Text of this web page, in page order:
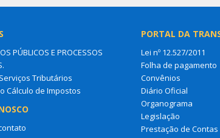
PÚBLICOS E PROCESSOS
Tributários
Cálculo de Impostos
PORTAL DA
Lei nº 12.527/2011
Folha de pagamento
Convênios
Diário Oficial
Organograma
Legislação
Prestação de Contas